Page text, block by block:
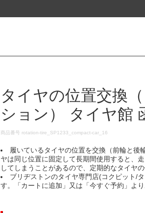
タイヤの位置交換
ション） タイヤ館
DETAILS
商品番号 rotation-tire_SP1233_compact-car_16
履いているタイヤの位置を交換（前輪と後
ヤは同じ位置に固定して長期間使用すると、
してしまうことがあるので、定期的なタイヤ
ブリヂストンのタイヤ専門店(コクピット/
す。「カートに追加」又は「今すぐ予約」より